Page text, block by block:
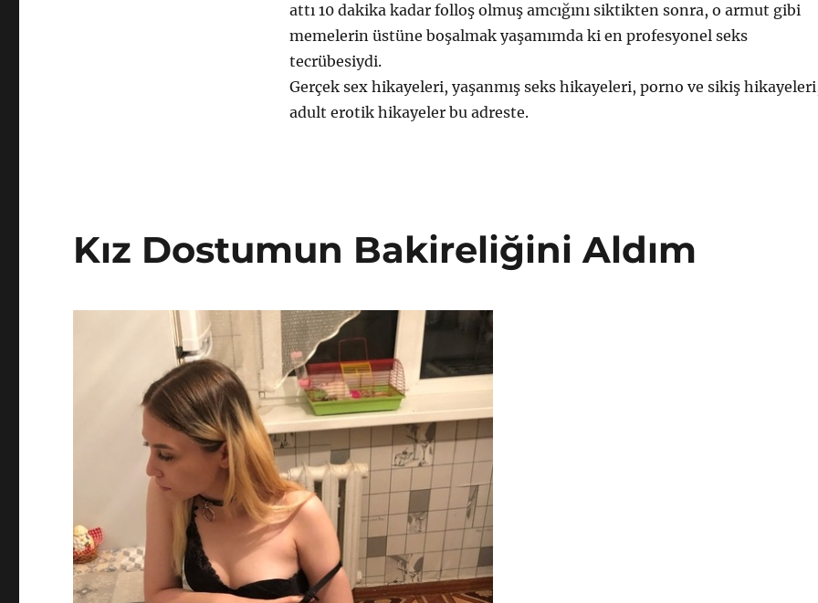
attı 10 dakika kadar folloş olmuş amcığını siktikten sonra, o armut gibi
memelerin üstüne boşalmak yaşamımda ki en profesyonel seks
tecrübesiydi.
Gerçek sex hikayeleri, yaşanmış seks hikayeleri, porno ve sikiş
adult erotik hikayeler bu adreste.
Kız Dostumun Bakireliğini Aldım